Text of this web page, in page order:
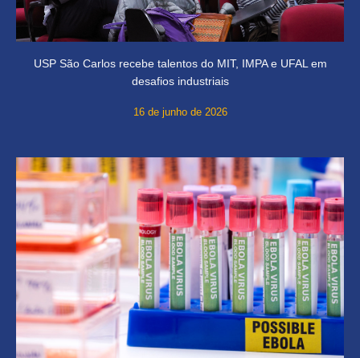
USP São Carlos recebe talentos do MIT, IMPA e UFAL em
desafios industriais
16 de junho de 2026